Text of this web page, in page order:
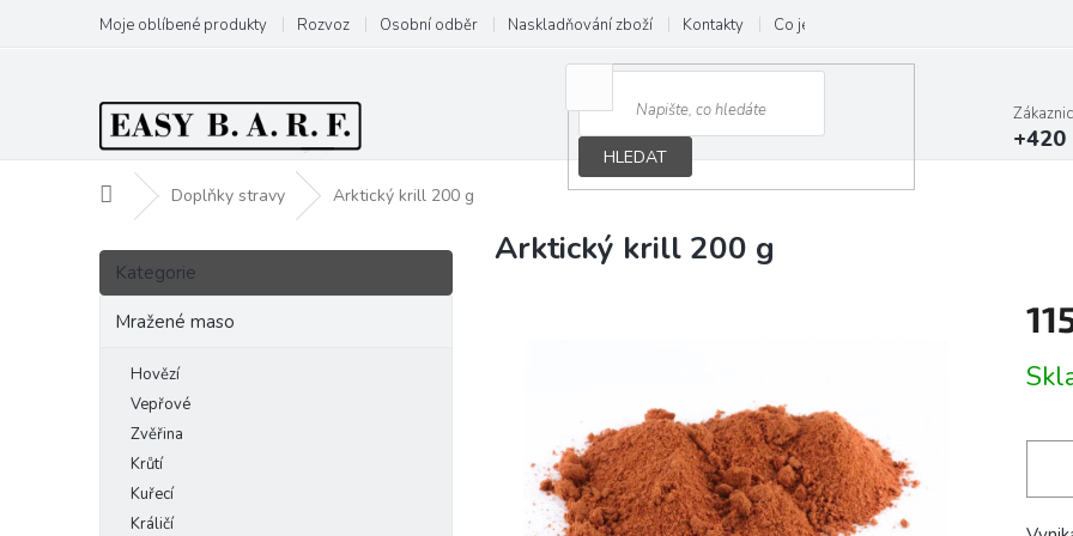
obsah
Moje oblíbené produkty Rozvoz Osobní odběr Naskladňování zboží Kontakty Co je B.A.R.F.
HLEDAT
+420
Domů Doplňky stravy Arktický krill 200 g
P
s
Přeskočit
kategorie
Kategorie
Mražené maso
Hovězí
Vepřové
Zvěřina
Krůtí
Kuřecí
Králičí
Arktický krill 200 g
cena: